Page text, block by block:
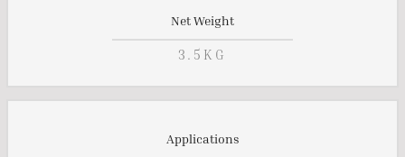
Net Weight
3.5KG
Applications